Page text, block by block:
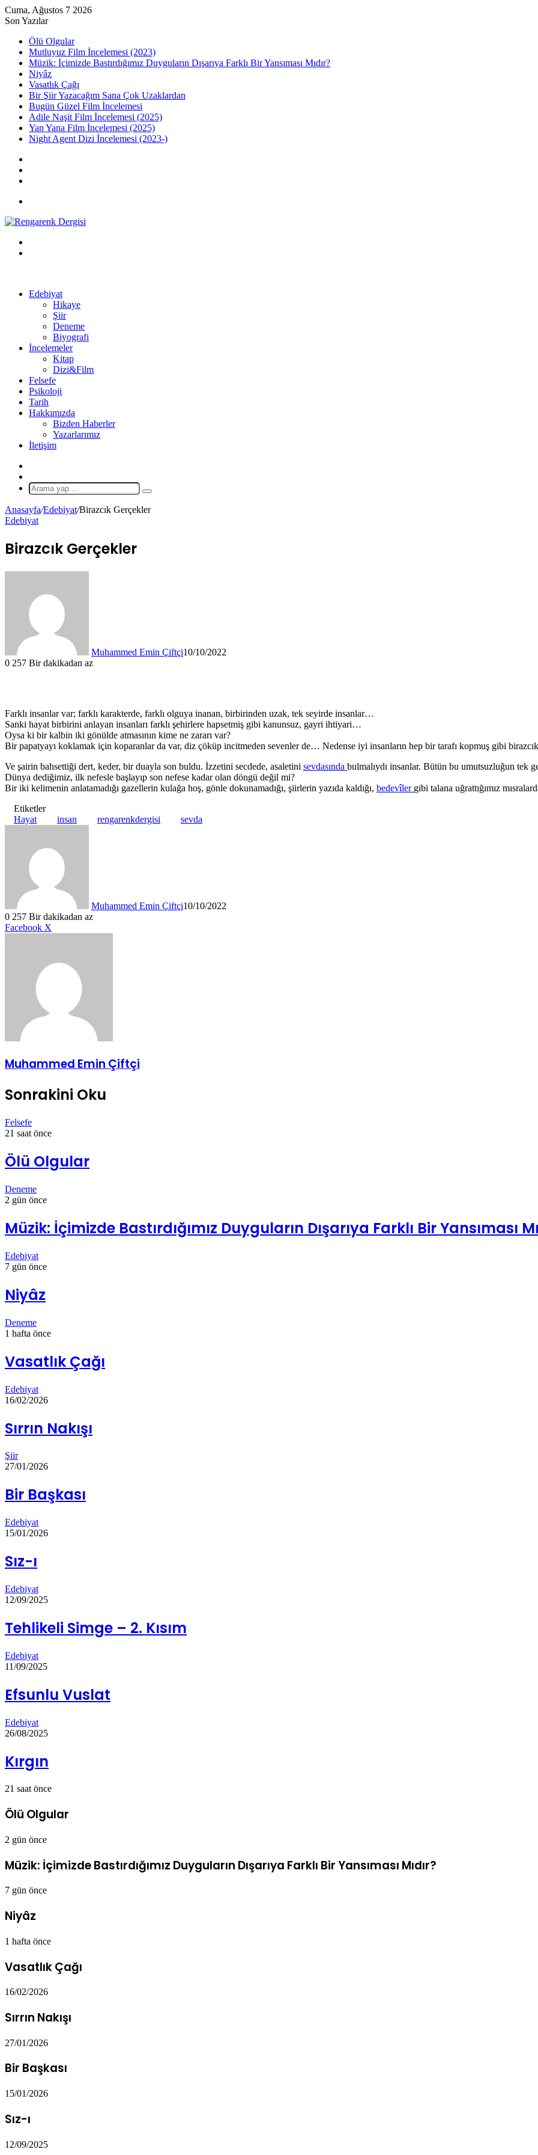
Cuma, Ağustos 7 2026
Son Yazılar
Ölü Olgular
Mutluyuz Film İncelemesi (2023)
Müzik: İçimizde Bastırdığımız Duyguların Dışarıya Farklı Bir Yansıması Mıdır?
Niyâz
Vasatlık Çağı
Bir Şiir Yazacağım Sana Çok Uzaklardan
Bugün Güzel Film İncelemesi
Adile Naşit Film İncelemesi (2025)
Yan Yana Film İncelemesi (2025)
Night Agent Dizi İncelemesi (2023-)
Edebiyat
Hikaye
Şiir
Deneme
Biyografi
İncelemeler
Kitap
Dizi&Film
Felsefe
Psikoloji
Tarih
Hakkımızda
Bizden Haberler
Yazarlarımız
İletişim
Makale
Arama
...
Anasayfa/Edebiyat/Birazcık Gerçekler
Edebiyat
Birazcık Gerçekler
Muhammed Emin Çiftçi10/10/2022
0 257 Bir dakikadan az
Farklı insanlar var; farklı karakterde, farklı olguya inanan, birbirinden uzak, tek seyirde insanlar…
Sanki hayat birbirini anlayan insanları farklı şehirlere hapsetmiş gibi kanunsuz, gayri ihtiyari…
Oysa ki bir kalbin iki gönülde atmasının kime ne zararı var?
Bir papatyayı koklamak için koparanlar da var, diz çöküp incitmeden sevenler de… Nedense iyi insanların hep bir tarafı kopmuş gibi birazcık
Ve şairin bahsettiği dert, keder, bir duayla son buldu. İzzetini secdede, asaletini sevdasında bulmalıydı insanlar. Bütün bu umutsuzluğun tek
Dünya dediğimiz, ilk nefesle başlayıp son nefese kadar olan döngü değil mi?
Bir iki kelimenin anlatamadığı gazellerin kulağa hoş, gönle dokunamadığı, şiirlerin yazıda kaldığı, bedevîler gibi talana uğrattığımız
Etiketler
Hayat
insan rengarenkdergisi sevda
Muhammed Emin Çiftçi10/10/2022
0 257 Bir dakikadan az
Facebook X
Muhammed Emin Çiftçi
Sonrakini Oku
Felsefe
21 saat önce
Ölü Olgular
Deneme
2 gün önce
Müzik: İçimizde Bastırdığımız Duyguların Dışarıya Farklı Bir Yansıması
Edebiyat
7 gün önce
Niyâz
Deneme
1 hafta önce
Vasatlık Çağı
Edebiyat
16/02/2026
Sırrın Nakışı
Şiir
27/01/2026
Bir Başkası
Edebiyat
15/01/2026
Sız-ı
Edebiyat
12/09/2025
Tehlikeli Simge – 2. Kısım
Edebiyat
11/09/2025
Efsunlu Vuslat
Edebiyat
26/08/2025
Kırgın
21 saat önce
Ölü Olgular
2 gün önce
Müzik: İçimizde Bastırdığımız Duyguların Dışarıya Farklı Bir Yansıması Mıdır?
7 gün önce
Niyâz
1 hafta önce
Vasatlık Çağı
16/02/2026
Sırrın Nakışı
27/01/2026
Bir Başkası
15/01/2026
Sız-ı
12/09/2025